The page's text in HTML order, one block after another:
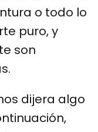
o todo lo
puro, y
son
dijera algo